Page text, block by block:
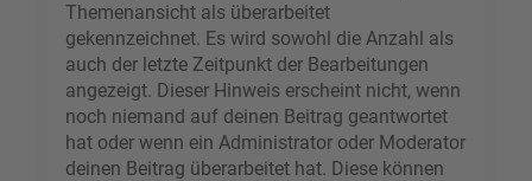
Themenansicht als überarbeitet
gekennzeichnet. Es wird sowohl die Anzahl als
auch der letzte Zeitpunkt der Bearbeitungen
angezeigt. Dieser Hinweis erscheint nicht, wenn
noch niemand auf deinen Beitrag geantwortet
hat oder wenn ein Administrator oder Moderator
deinen Beitrag überarbeitet hat. Diese können